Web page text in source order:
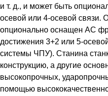
и т. д., и может быть
осевой или 4-осевой связи.
опционально оснащен АС
достижения 3+2 или 5-
системы ЧПУ). Станина
конструкцию, а другие
высокопрочных,
помощью